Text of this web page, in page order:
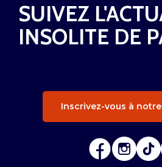
SUIVEZ
INSOLITE DE
Inscrivez-vous à